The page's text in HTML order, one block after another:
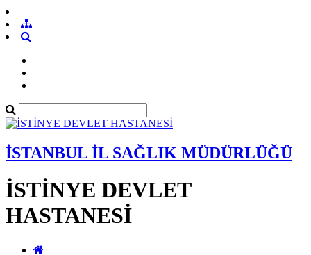
İSTANBUL İL SAĞLIK MÜDÜRLÜĞÜ
İSTİNYE DEVLET
HASTANESİ